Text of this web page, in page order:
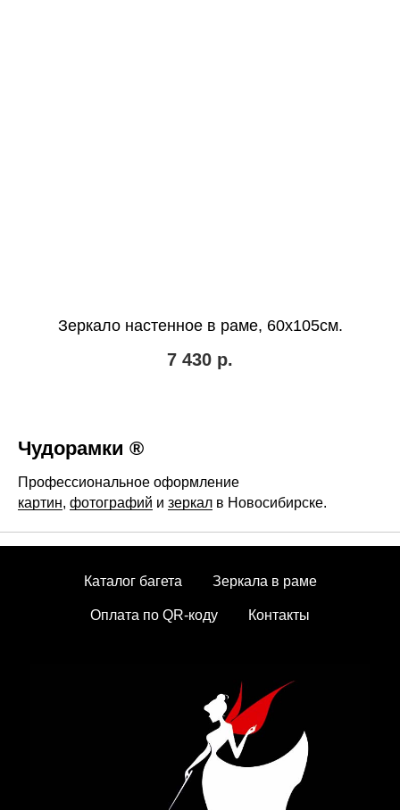
Зеркало настенное в раме, 60х105см.
7 430 р.
Чудорамки ®
Профессиональное оформление
картин, фотографий и зеркал в Новосибирске.
Каталог багета Зеркала в раме
Оплата по QR-коду Контакты